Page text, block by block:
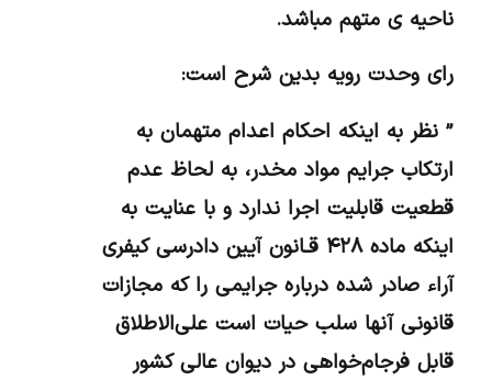
ناحیه ی متهم مباشد.
رای وحدت رویه بدین شرح است:
” نظر به اینکه احکام اعدام متهمان به
ارتکاب جرایم مواد مخدر، به لحاظ عدم
قطعیت قابلیت اجرا ندارد و با عنایت به
اینکه ماده ۴۲۸ قـانون آیین دادرسی کیفری
آراء صادر شده درباره جرایمی را که مجازات
قانونی آنها سلب حیات است علی‌الاطلاق
قابل فرجام‌خواهی در دیوان عالی کشور